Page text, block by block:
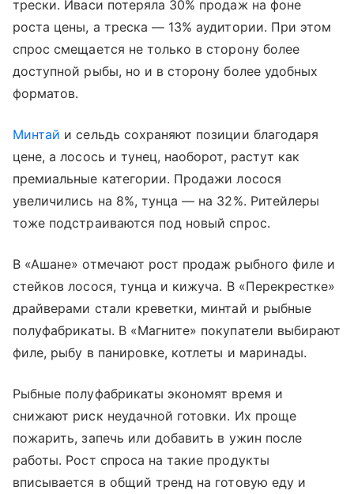
трески. Иваси потеряла 30% продаж на фоне
роста цены, а треска — 13% аудитории. При этом
спрос смещается не только в сторону более
доступной рыбы, но и в сторону более удобных
форматов.
Минтай и сельдь сохраняют позиции благодаря
цене, а лосось и тунец, наоборот, растут как
премиальные категории. Продажи лосося
увеличились на 8%, тунца — на 32%. Ритейлеры
тоже подстраиваются под новый спрос.
В «Ашане» отмечают рост продаж рыбного филе и
стейков лосося, тунца и кижуча. В «Перекрестке»
драйверами стали креветки, минтай и рыбные
полуфабрикаты. В «Магните» покупатели выбирают
филе, рыбу в панировке, котлеты и маринады.
Рыбные полуфабрикаты экономят время и
снижают риск неудачной готовки. Их проще
пожарить, запечь или добавить в ужин после
работы. Рост спроса на такие продукты
вписывается в общий тренд на готовую еду и